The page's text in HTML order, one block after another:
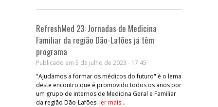
RefreshMed 23: Jornadas de Medicina
Familiar da região Dão-Lafões já têm
programa
Publicado em 5 de julho de 2023 - 17:45
"Ajudamos a formar os médicos do futuro" é o lema
deste encontro que é promovido todos os anos por
um grupo de internos de Medicina Geral e Familiar
da região Dão-Lafões. ler mais...